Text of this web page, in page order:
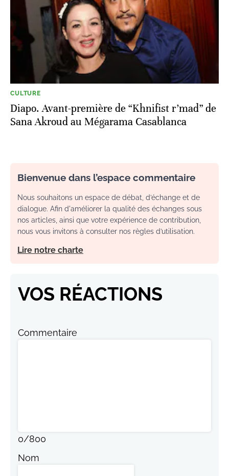
CULTURE
Diapo. Avant-première de “Khnifist r’mad” de
Sana Akroud au Mégarama Casablanca
Bienvenue dans l’espace commentaire
Nous souhaitons un espace de débat, d’échange et de
dialogue. Afin d'améliorer la qualité des échanges sous
nos articles, ainsi que votre expérience de contribution,
nous vous invitons à consulter nos règles d’utilisation.
Lire notre charte
VOS RÉACTIONS
Commentaire
0/800
Nom